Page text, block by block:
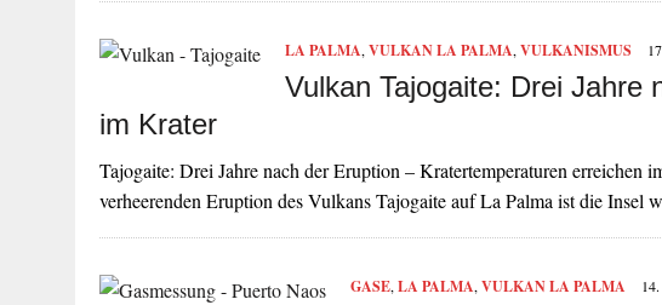
LA PALMA, VULKAN LA PALMA, VULKANISMUS
Vulkan Tajogaite: Drei Jahre
im Krater
Tajogaite: Drei Jahre nach der Eruption – Kratertemperaturen erreichen
verheerenden Eruption des Vulkans Tajogaite auf La Palma ist die Insel
GASE, LA PALMA, VULKAN LA PALMA